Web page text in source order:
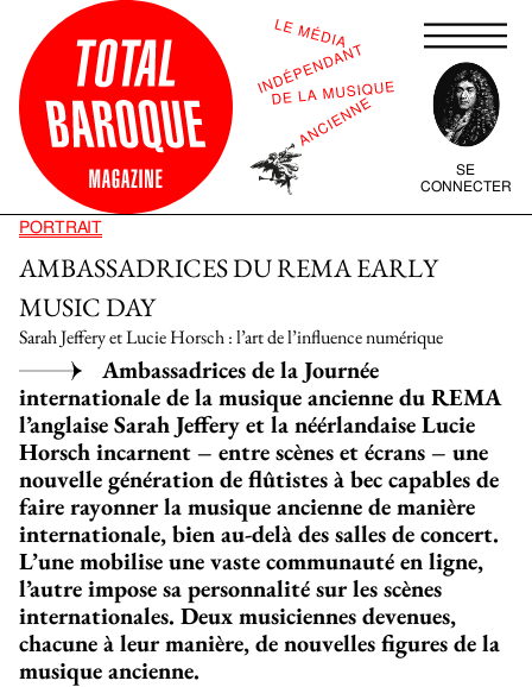
SE
CONNECTER
PORTRAIT
AMBASSADRICES DU REMA EARLY
MUSIC DAY
Sarah Jeffery et Lucie Horsch : l’art de l’influence numérique
Ambassadrices de la Journée
internationale de la musique ancienne du REMA
l’anglaise Sarah Jeffery et la néérlandaise Lucie
Horsch incarnent – entre scènes et écrans – une
nouvelle génération de flûtistes à bec capables de
faire rayonner la musique ancienne de manière
internationale, bien au-delà des salles de concert.
L’une mobilise une vaste communauté en ligne,
l’autre impose sa personnalité sur les scènes
internationales. Deux musiciennes devenues,
chacune à leur manière, de nouvelles figures de la
musique ancienne.